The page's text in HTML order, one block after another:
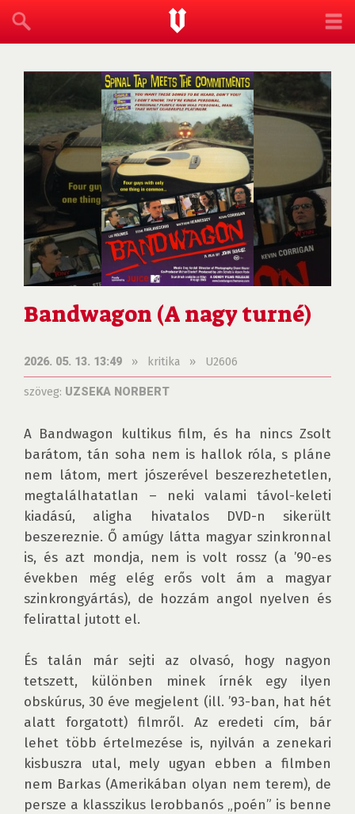
Bandwagon (A nagy turné)
2026. 05. 13. 13:49 » kritika » U2606
szöveg: UZSEKA NORBERT
A Bandwagon kultikus film, és ha nincs Zsolt
barátom, tán soha nem is hallok róla, s pláne
nem látom, mert jószerével beszerezhetetlen,
megtalálhatatlan – neki valami távol-keleti
kiadású, aligha hivatalos DVD-n sikerült
beszereznie. Ő amúgy látta magyar szinkronnal
is, és azt mondja, nem is volt rossz (a ’90-es
években még elég erős volt ám a magyar
szinkrongyártás), de hozzám angol nyelven és
felirattal jutott el.
És talán már sejti az olvasó, hogy nagyon
tetszett, különben minek írnék egy ilyen
obskúrus, 30 éve megjelent (ill. ’93-ban, hat hét
alatt forgatott) filmről. Az eredeti cím, bár
lehet több értelmezése is, nyilván a zenekari
kisbuszra utal, mely ugyan ebben a filmben
nem Barkas (Amerikában olyan nem terem), de
persze a klasszikus lerobbanós „poén” is benne